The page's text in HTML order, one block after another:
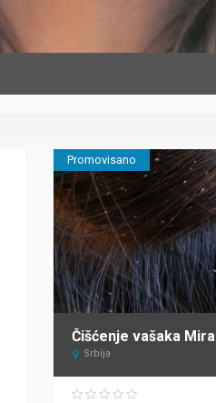
Promovisano
Srbija